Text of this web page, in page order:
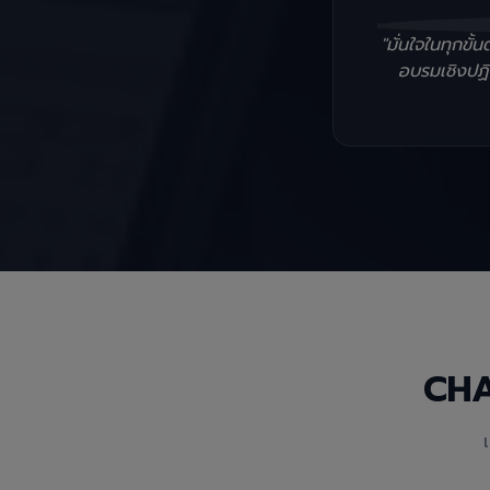
"มั่นใจในทุกขั้
อบรมเชิงป